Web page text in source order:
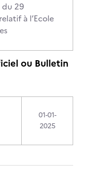
du 29
à l’Ecole
ou Bulletin
01-01-
2025